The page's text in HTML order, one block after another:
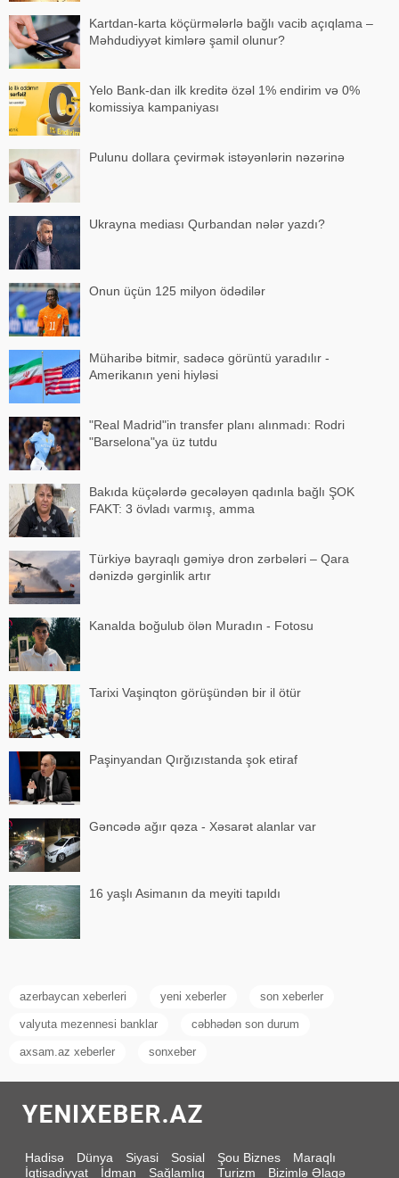
Kartdan-karta köçürmələrlə bağlı vacib açıqlama –
Məhdudiyyət kimlərə şamil olunur?
Yelo Bank-dan ilk kreditə özəl 1% endirim və 0%
komissiya kampaniyası
Pulunu dollara çevirmək istəyənlərin nəzərinə
Ukrayna mediası Qurbandan nələr yazdı?
Onun üçün 125 milyon ödədilər
Müharibə bitmir, sadəcə görüntü yaradılır -
Amerikanın yeni hiyləsi
"Real Madrid"in transfer planı alınmadı: Rodri
"Barselona"ya üz tutdu
Bakıda küçələrdə gecələyən qadınla bağlı ŞOK
FAKT: 3 övladı varmış, amma
Türkiyə bayraqlı gəmiyə dron zərbələri – Qara
dənizdə gərginlik artır
Kanalda boğulub ölən Muradın - Fotosu
Tarixi Vaşinqton görüşündən bir il ötür
Paşinyandan Qırğızıstanda şok etiraf
Gəncədə ağır qəza - Xəsarət alanlar var
16 yaşlı Asimanın da meyiti tapıldı
azerbaycan xeberleri yeni xeberler son xeberler
valyuta mezennesi banklar cəbhədən son durum
axsam.az xeberler sonxeber
Hadisə Dünya Siyasi Sosial Şou Biznes
Maraqlı
İqtisadiyyat
İdman Sağlamlıq Turizm Bizimlə Əlaqə